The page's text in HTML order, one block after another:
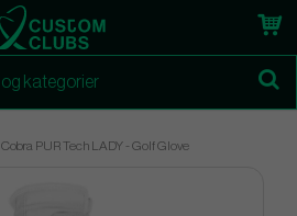
Cobra PUR Tech LADY - Golf Glove